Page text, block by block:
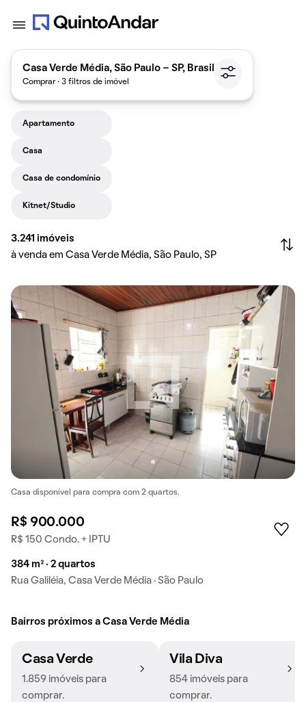
Casa Verde Média, São Paulo - SP, Brasil
Comprar · 3 filtros de imóvel
Apartamento
Casa
Casa de condomínio
Kitnet/Studio
3.241 imóveis
à venda em Casa Verde Média, São Paulo, SP
Casa disponível para compra com 2 quartos.
R$ 900.000
R$ 150 Condo. + IPTU
384 m² · 2 quartos
Rua Galiléia, Casa Verde Média · São Paulo
Bairros próximos a Casa Verde Média
Casa Verde
1.859 imóveis para
comprar.
Vila Diva
854 imóveis para
comprar.